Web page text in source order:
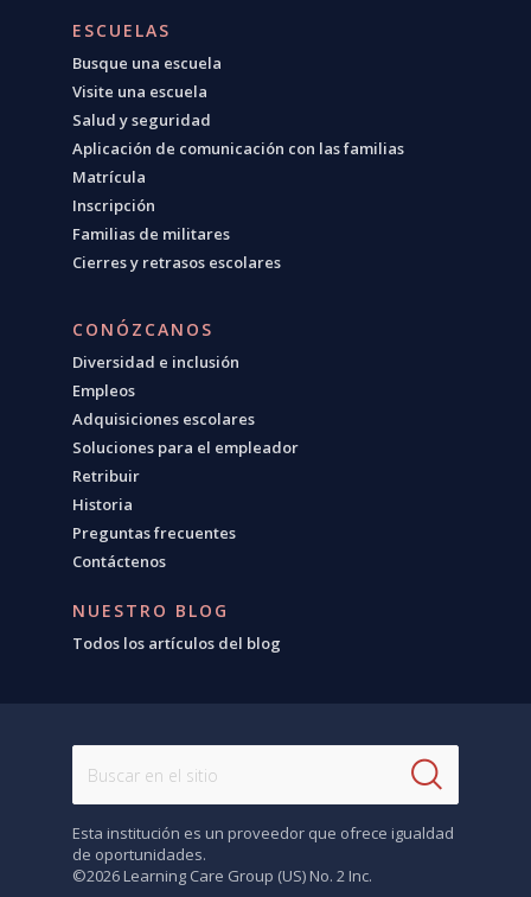
ESCUELAS
Busque una escuela
Visite una escuela
Salud y seguridad
Aplicación de comunicación con las familias
Matrícula
Inscripción
Familias de militares
Cierres y retrasos escolares
CONÓZCANOS
Diversidad e inclusión
Empleos
Adquisiciones escolares
Soluciones para el empleador
Retribuir
Historia
Preguntas frecuentes
Contáctenos
NUESTRO BLOG
Todos los artículos del blog
Esta institución es un proveedor que ofrece igualdad
de oportunidades.
©2026 Learning Care Group (US) No. 2 Inc.